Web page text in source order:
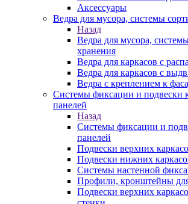
Аксессуары
Ведра для мусора, системы
Назад
Ведра для мусора,
хранения
Ведра для каркасов с
Ведра для каркасов с
Ведра с креплением к
Системы фиксации и подвески
панелей
Назад
Системы фиксации и
панелей
Подвески верхних
Подвески нижних
Системы настенной
Профили, кронштейны для
Подвески верхних